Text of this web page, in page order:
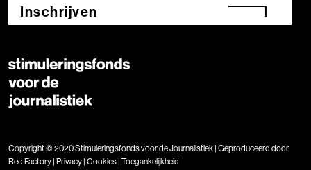
Inschrijven
Copyright © 2020 Stimuleringsfonds voor de Journalistiek | Geproduceerd door
Red Factory | Privacy | Cookies | Toegankelijkheid